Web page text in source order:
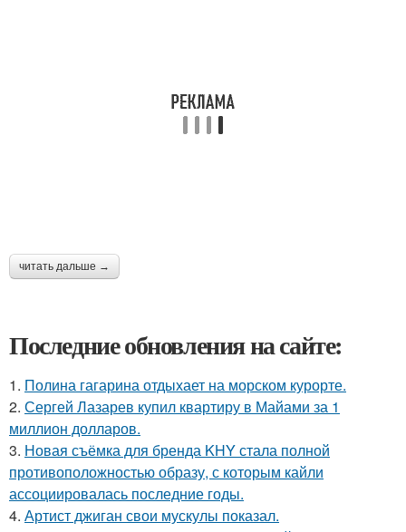
читать дальше →
Последние обновления на сайте:
1. Полина гагарина отдыхает на морском курорте.
2. Сергей Лазарев купил квартиру в Майами за 1
миллион долларов.
3. Новая съёмка для бренда KHY стала полной
противоположностью образу, с которым кайли
ассоциировалась последние годы.
4. Артист джиган свои мускулы показал.